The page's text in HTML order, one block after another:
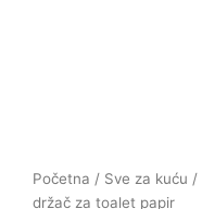
Početna / Sve za kuću /
držač za toalet papir